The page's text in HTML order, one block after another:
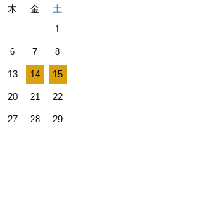
木 金
土
1
6 7 8
13 14 15
20 21 22
27 28 29